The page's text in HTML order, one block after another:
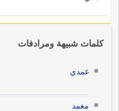
كلمات شبيهة ومرادفات
غمدي
مغمد